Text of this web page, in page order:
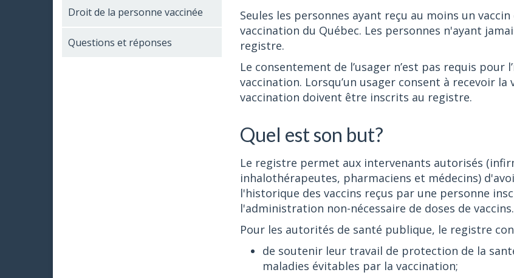
Droit de la personne vaccinée
Questions et réponses
Seules les personnes ayant reçu au moins un
vaccination du Québec. Les personnes n'ayant
registre.
Le consentement de l’usager n’est pas requis
vaccination. Lorsqu’un usager consent à recevoir
vaccination doivent être inscrits au registre.
Quel est son but?
Le registre permet aux intervenants autorisés
inhalothérapeutes, pharmaciens et médecins)
l'historique des vaccins reçus par une personne
l'administration non-nécessaire de doses de vaccins.
Pour les autorités de santé publique, le registre
de soutenir leur travail de protection de la
maladies évitables par la vaccination;